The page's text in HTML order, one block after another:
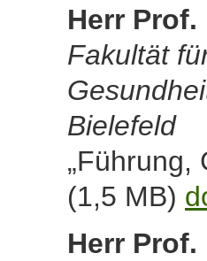
Herr Prof.
Fakultät
Bielefeld
„Führung,
(1,5 MB)
Herr Prof.